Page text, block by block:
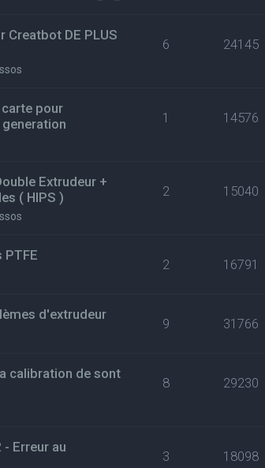
Creatbot DE PLUS
6 24145
pour
1 14576
Extrudeur +
( HIPS )
2 15040
PTFE
2 16791
d'extrudeur
9 31766
calibration de sont
8 29230
Erreur au
3 18098